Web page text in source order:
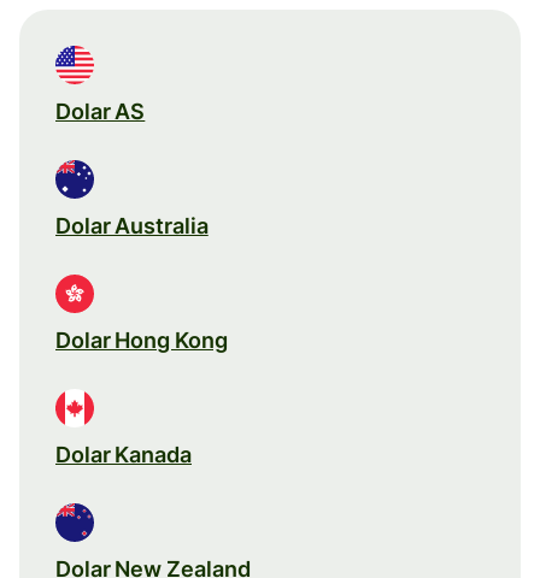
Dolar AS
Dolar Australia
Dolar Hong Kong
Dolar Kanada
Dolar New Zealand